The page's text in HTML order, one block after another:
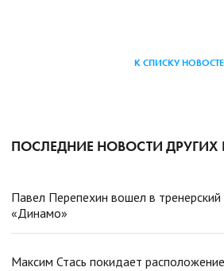
К СПИСКУ
ПОСЛЕДНИЕ НОВОСТИ ДРУГИХ
Павел Перепехин вошел в
«Динамо»
Максим Стась покидает